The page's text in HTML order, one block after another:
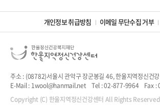
개인정보 취급방침 이메일 무단수집 거부
주소 : (08782)서울시 관악구 장군봉길 46, 한울지역정신건
E-Mail : 1wool@hanmail.net Tel : 02-877-9964
Fax :
Copyright (C) 한울지역정신건강센터 All Rights